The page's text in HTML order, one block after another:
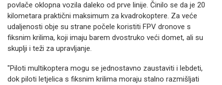
povlače oklopna vozila daleko od prve linije. Činilo se da je 20
kilometara praktični maksimum za kvadrokoptere. Za veće
udaljenosti obje su strane počele koristiti FPV dronove s
fiksnim krilima, koji imaju barem dvostruko veći domet, ali su
skuplji i teži za upravljanje.
"Piloti multikoptera mogu se jednostavno zaustaviti i lebdeti,
dok piloti letjelica s fiksnim krilima moraju stalno razmišljati